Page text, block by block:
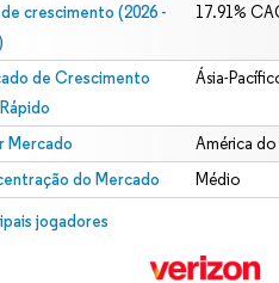
de crescimento (2026 -
17.91%
de Crescimento
Ásia-
Mercado América do
do Mercado Médio
jogadores
© Mordor Intelligence. O reuso requer
CC BY 4.0.